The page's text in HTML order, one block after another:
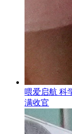
喂爱启航 科
满收官